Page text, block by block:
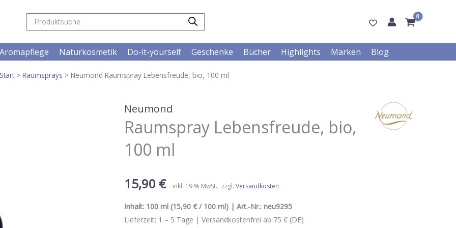
Products
search
Aromapflege Naturkosmetik Do-it-yourself Geschenke Bücher Highlights Marken Blog
Start> Raumsprays > Neumond Raumspray Lebensfreude, bio, 100 ml
Neumond
Raumspray Lebensfreude, bio,
100 ml
15,90 € inkl. 19 % MwSt. zzgl. Versandkosten
Inhalt: 100 ml (15,90 € / 100 ml) | Art.-Nr.: neu9295
Lieferzeit: 1 – 5 Tage | Versandkostenfrei ab 75 € (DE)